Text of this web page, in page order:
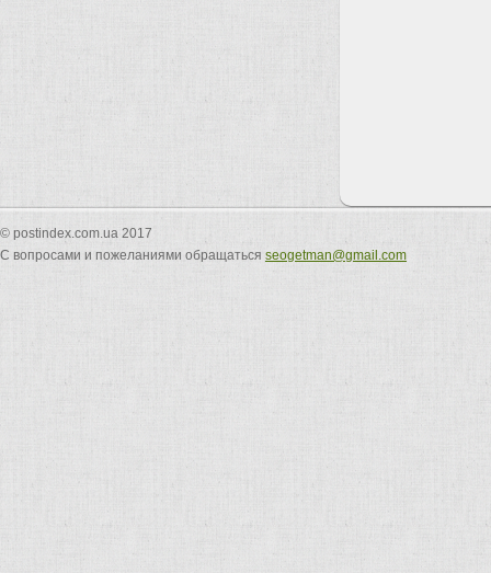
© postindex.com.ua 2017
С вопросами и пожеланиями обращаться seogetman@gmail.com